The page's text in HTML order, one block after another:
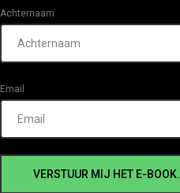
Achternaam
Email
VERSTUUR MIJ HET E-BOOK.